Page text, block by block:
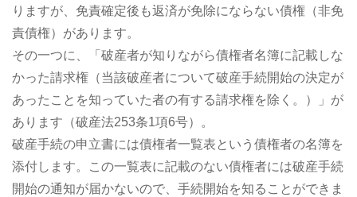
りますが、免責確定後も返済が免除にならない債権（非免
責債権）があります。
その一つに、「破産者が知りながら債権者名簿に記載しな
かった請求権（当該破産者について破産手続開始の決定が
あったことを知っていた者の有する請求権を除く。）」が
あります（破産法253条1項6号）。
破産手続の申立書には債権者一覧表という債権者の名簿を
添付します。この一覧表に記載のない債権者には破産手続
開始の通知が届かないので、手続開始を知ることができま